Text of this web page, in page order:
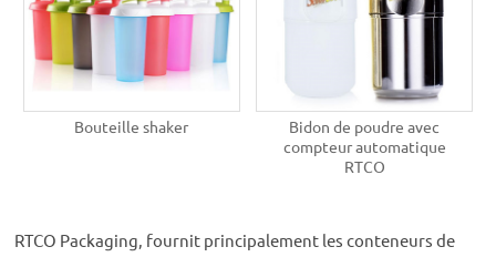
Bouteille shaker
Bidon de poudre avec
compteur automatique
RTCO
RTCO Packaging, fournit principalement les conteneurs de